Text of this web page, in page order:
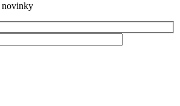
novinky